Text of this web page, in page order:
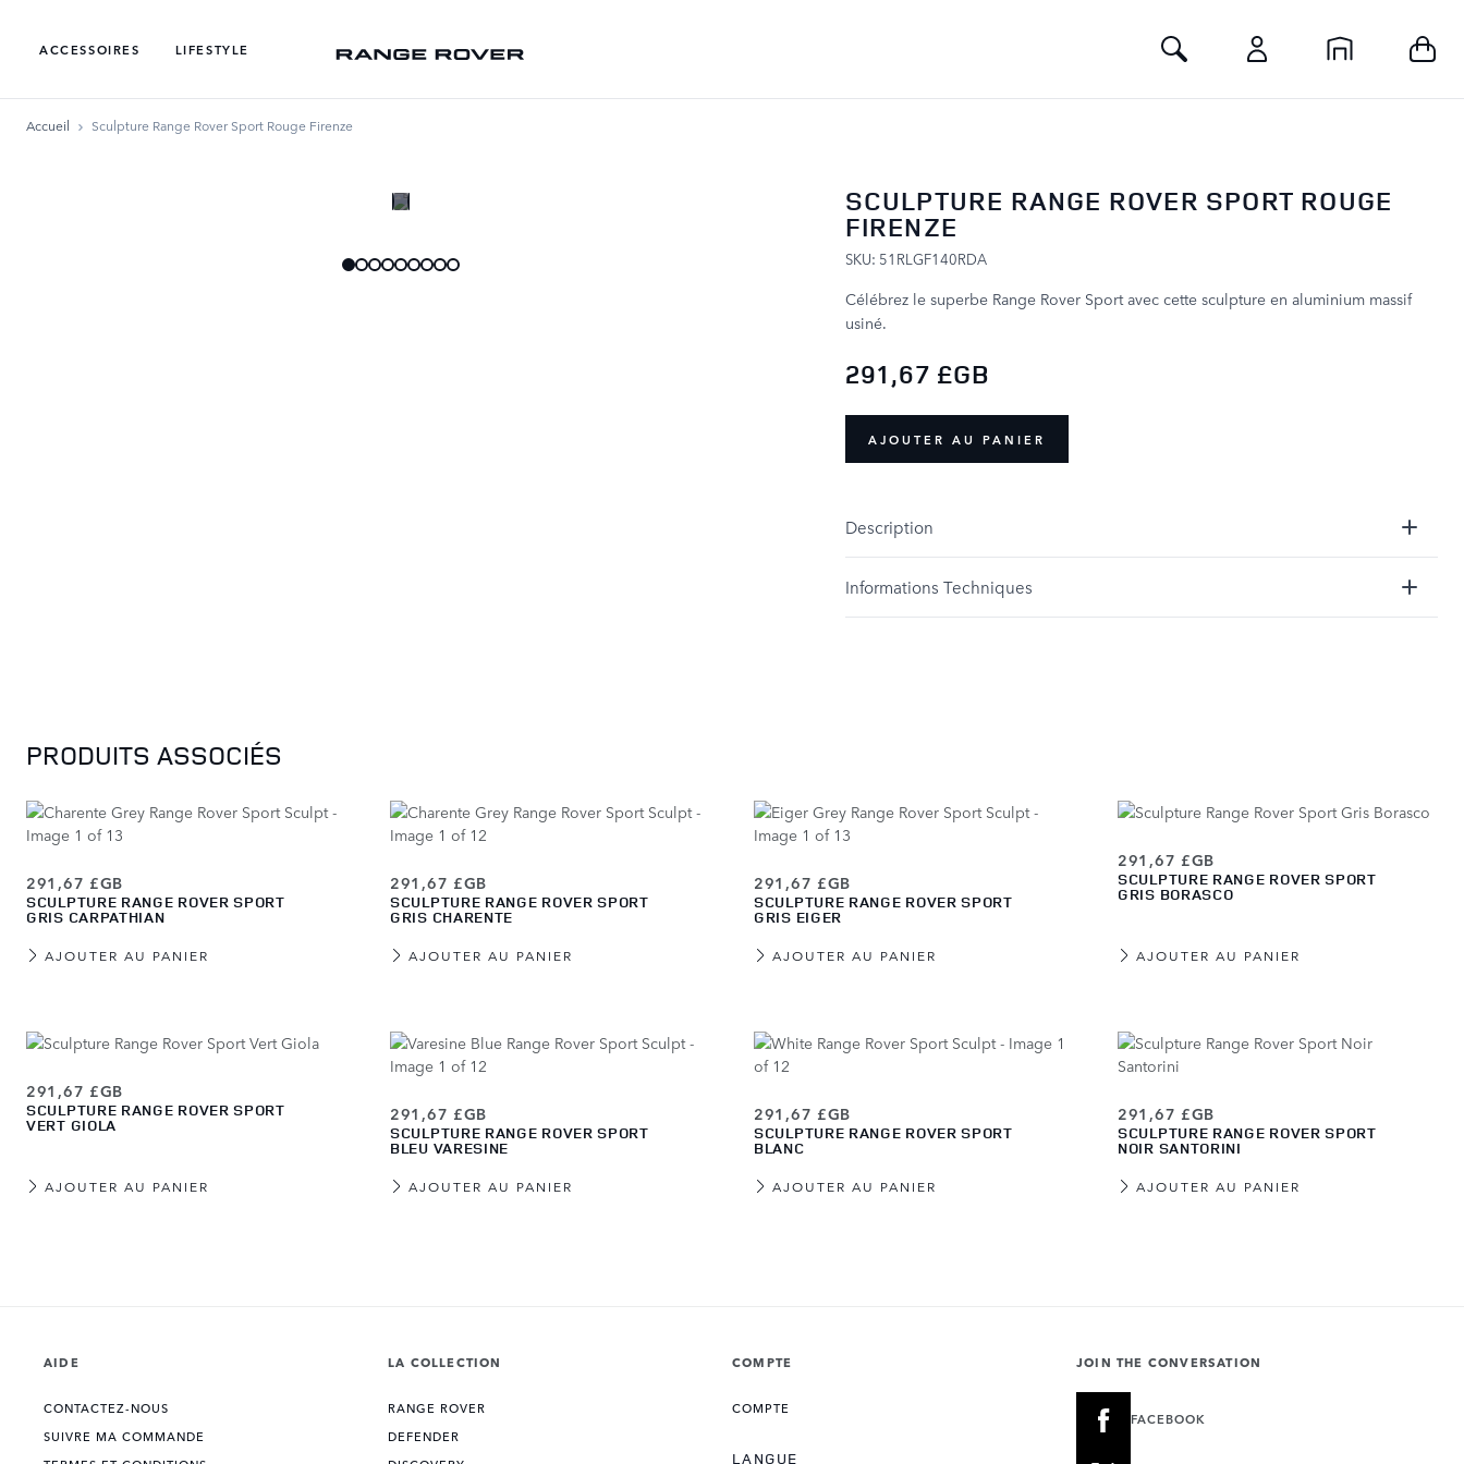
ACCESSOIRES
LIFESTYLE Toggle Search
Accueil Sculpture Range Rover Sport Rouge Firenze
SCULPTURE RANGE ROVER SPORT ROUGE
FIRENZE
SKU: 51RLGF140RDA
Célébrez le superbe Range Rover Sport avec cette sculpture en aluminium massif
usiné.
291,67 £GB
AJOUTER AU PANIER
Description
Informations Techniques
PRODUITS ASSOCIÉS
291,67 £GB
SCULPTURE RANGE ROVER SPORT
GRIS CARPATHIAN
AJOUTER AU PANIER
291,67 £GB
SCULPTURE RANGE ROVER SPORT
GRIS CHARENTE
AJOUTER AU PANIER
291,67 £GB
SCULPTURE RANGE ROVER SPORT
GRIS EIGER
AJOUTER AU PANIER
291,67 £GB
SCULPTURE RANGE ROVER SPORT
GRIS BORASCO
AJOUTER AU PANIER
291,67 £GB
SCULPTURE RANGE ROVER SPORT
VERT GIOLA
AJOUTER AU PANIER
291,67 £GB
SCULPTURE RANGE ROVER SPORT
BLEU VARESINE
AJOUTER AU PANIER
291,67 £GB
SCULPTURE RANGE ROVER SPORT
BLANC
AJOUTER AU PANIER
291,67 £GB
SCULPTURE RANGE ROVER SPORT
NOIR SANTORINI
AJOUTER AU PANIER
AIDE
CONTACTEZ-NOUS
SUIVRE MA COMMANDE
LA COLLECTION
RANGE ROVER
DEFENDER
COMPTE
COMPTE
LANGUE
JOIN THE CONVERSATION
FACEBOOK